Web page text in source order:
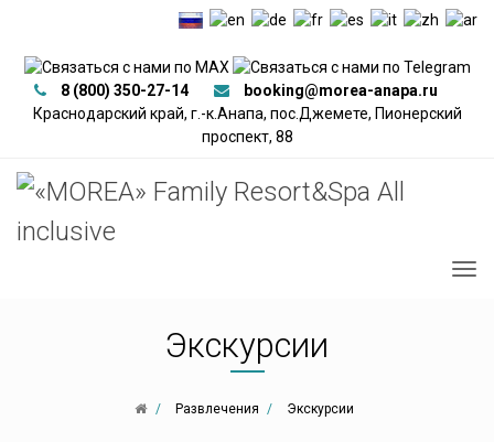
8 (800) 350-27-14
booking@morea-anapa.ru
Краснодарский край, г.-к.Анапа, пос.Джемете, Пионерский
проспект, 88
Экскурсии
Развлечения Экскурсии